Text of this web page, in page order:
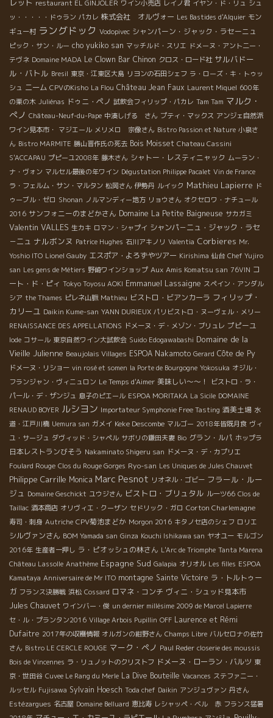
レット restaurant EL GINJOLER ワイン小売店 レイノ君 イヤン・ド・リュ シュ
ッ・・・・・ドゥラン パカレ 株式会社 オルヴォー Les Bastides d'Alquier モン
ギュー村 ラングドック Vodopivec シャンパーン・ジャック・ラセーニュ
ピック・サン・ルー cho yukiko san マッチルド・スリエ ドメーヌ・アント二ー・
テヴネ Domaine MADA Le Clown Bar Chinon クロス・ロード社 サルバドー
ル・バトル Bresil 東京・江東区大島 リヨンの石田シェフ ラ・ローズ・キ・トゥッ
シュ ニーム CPVのKisho La Flou Château Jean Faux Laurent Miquel 600年
の栗の木 Juliénas ドゥニ・ペノ 試飲会フィリップ・パカレ Tam Tam マルク・
ぺノ Château-Neuf-du-Pape 中湊しげる さん プティ・マックス アンジェ自然派
ワイン見本市・ マジエール メリメロ 宗像さん Bistro Passion et Nature 小泉さ
ん Bistro MARMITE 勝山晋作氏の死去 Bois Moisset Chateau Cassini
S'ACCAPAU プピーユ2008年 藤木さん シャトー・レスティニャック ムーラン・
ナ・ヴォン マルセル最後の年ワイン Dégustation Philippe Pacalet Vin de France
ラ・フェルム・サン・マルタン 松岡さん 伊勢丹 ルイック Mathieu Lapierre ド
ゥーブル・ゼロ Shonan ノルマンディー地方 リョウさん オクセロワ・ナチュール
2016 サンフォニーのまどかさん Domaine La Petite Baigneuse サカガミ
Valentin VALLES 生カキ ロマン・シャプイ シャンパ－ニュ・ジャック・ラセ
－ニュ ナルボンヌ Patrice Hughes 石川アキノリ Valentia Corbieres Mr.
Yoshio ITO Lionel Gauby エスポア・よろずやツアー Kirishima 仙台 Chef Yujiro
san Les gens de Métiers 野崎ワインショップ Aux Amis Komatsu san 76VIN コ
ート・ド・ピィ Tokyo Toyosu AOKI Emmanuel Lassaigne スペイン・アンダル
シア the Thames ピレネ山脈 Mathieu ビストロ・ビアンカーラ フィリップ・
カリーユ Daikin Kume-san YANN DURIEUX パリビストロ・ヌーヴェル・メリー
RENAISSANCE DES APPELLATIONS ドメーヌ・デ・メゾン・ブリュレ プピーユ
Iode コサール 東京自然ワイン大試飲会 Suido Edogawabashi Domaine de la
Vieille Julienne Beaujolais Villages ESPOA Nakamoto Gerard Côte de Py
ドメーヌ・リショー vin rosé et somen la Porte de Bourgogne Yokosuka オジル・
フランジャン・ヴィニュロン Le Temps d'Aimer 美味しい～～！
ビストロ・ラ・
パール・デ・ザンジュ 息子のピエール ESPOA MORITAKA La Sicile DOMAINE
RENAUD BOYER ルシヨン Importateur Symphonie Free Tasting 酒美土場 水
道・江戸川橋 Uemura san ガメイ Keke Descombe マルゴー 2018年皆既月食 ヴィ
ユ・サージュ ダヴィッド・シャペル サボリの鎌田夫妻 Bio グラン・ルパ ホップラ
日本レストランびそう Nakaminato Shigeru san ドメーヌ・デ・カプリエ
Foulard Rouge Clos du Rouge Gorges Ryo-san Les Uniques de Jules Chauvet
Philippe Carrille Monica Marc Pesnot リオネル・ゴビー フラール・ルー
ジュ Domaine Geschickt ユウジさん ビストロ・ブリュタル ルーツ66 Clos de
Taillac 酒本商店 オリヴィエ・クーザン セドリック・ガロ Corton Charlemagne
寿司・刺身 Autriche CPV菊池まどか Morgon 2016 キタノセ店のシェフ ロリエ
シルヴァンさん BOM Yamada san Ginza Kouchi Ishikawa san ヤオユー モルゴン
2016年 生産者一押し ラ・ピオッシュの林さん L'Arc de Triomphe Tanta Marena
Château Lassolle Anathème Espagne Sud Galapia オリオル Les filles ESPOA
Kamataya Anniversaire de Mr ITO montagne Sainte Victoire ラ・トルトゥー
ガ フランス決勝戦 浜松 Cossard ロマネ・コンチ ヴィニ・シュッド見本市
Jules Chauvet ワインバー・俊 un dernier millésime 2009 de Marcel Lapierre
セ・ル・プランタン2016 Village Arbois Pupillin OFF Laurence et Rémi
Dufaitre 2017年の収穫情報 オルガンの紺野さん Champs Libre バルセロナの佐竹
さん Bistro LE CERCLE ROUGE マーク・ペノ Paul Reder closerie des moussis
Bois de Vincennes ラ・リュノットのクリストフ ドメーヌ・ローラン・バルツ 東
京・世田谷 Cuvee Le Rang du Merle La Dive Bouteille Vacances ステファニー・
ルッセル Fujisawa Sylvain Hoesch Toda chef Daikin アンジュヴァン 丹さん
Estézargues 名古屋 Domaine Belluard 恵比寿 レシャッペ・ベル 赤 フランス猛暑